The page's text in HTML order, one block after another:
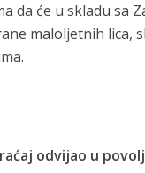
da će u skladu sa
maloljetnih lica,
odvijao u